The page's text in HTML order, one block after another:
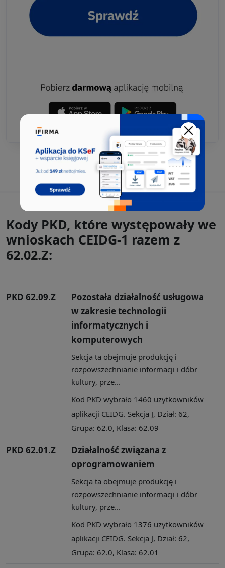
Kody PKD, które występowały we
wnioskach CEIDG-1 razem z
62.02.Z:
PKD 62.09.Z
Pozostała działalność usługowa
w zakresie technologii
informatycznych i
komputerowych
Sekcja ta obejmuje produkcję i
rozpowszechnianie informacji i dóbr
kultury, prze...
Kod PKD wybrało 1460 użytkowników
aplikacji CEIDG. Sekcja J, Dział: 62,
Grupa: 62.0, Klasa: 62.09
PKD 62.01.Z
Działalność związana z
oprogramowaniem
Sekcja ta obejmuje produkcję i
rozpowszechnianie informacji i dóbr
kultury, prze...
Kod PKD wybrało 1376 użytkowników
aplikacji CEIDG. Sekcja J, Dział: 62,
Grupa: 62.0, Klasa: 62.01